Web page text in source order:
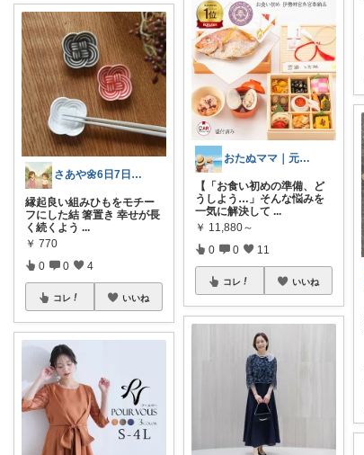
さあや🌼6日7日有難うございます
縁起良い組みひもをモチー
フにした結 箸置き 幸せが長
く続くよう ...
￥ 770
0 0 4
コレ いいね
おたぬママ｜元保育士の0〜2歳育児ハック
【「お食い初めの準備、ど
うしよう…」そんな悩みを
一気に解決して ...
￥ 11,880～
0 0 11
コレ いいね